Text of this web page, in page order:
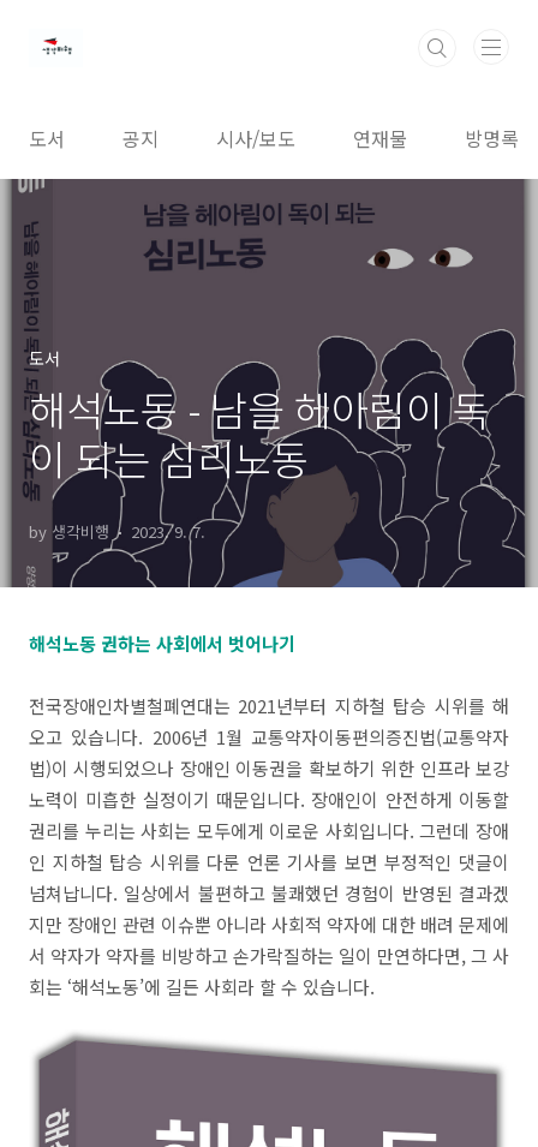
도서 공지 시사/보도 연재물 방명록
도서
해석노동 - 남을 헤아림이 독
이 되는 심리노동
by 생각비행 2023. 9. 7.
해석노동 권하는 사회에서 벗어나기
전국장애인차별철폐연대는 2021년부터 지하철 탑승 시위를 해
오고 있습니다. 2006년 1월 교통약자이동편의증진법(교통약자
법)이 시행되었으나 장애인 이동권을 확보하기 위한 인프라 보강
노력이 미흡한 실정이기 때문입니다. 장애인이 안전하게 이동할
권리를 누리는 사회는 모두에게 이로운 사회입니다. 그런데 장애
인 지하철 탑승 시위를 다룬 언론 기사를 보면 부정적인 댓글이
넘쳐납니다. 일상에서 불편하고 불쾌했던 경험이 반영된 결과겠
지만 장애인 관련 이슈뿐 아니라 사회적 약자에 대한 배려 문제에
서 약자가 약자를 비방하고 손가락질하는 일이 만연하다면, 그 사
회는 ‘해석노동’에 길든 사회라 할 수 있습니다.